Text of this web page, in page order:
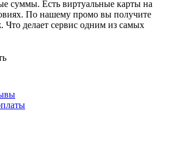
Есть виртуальные карты на
По нашему промо вы получите
Что делает сервис одним из самых